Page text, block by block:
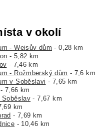
v okolí
- Weisův dům - 0,28 km
- 5,82 km
- 7,46 km
- Rožmberský dům - 7,6 km
v Soběslavi - 7,65 km
- 7,66 km
Soběslav - 7,67 km
km
- 7,69 km
- 10,46 km